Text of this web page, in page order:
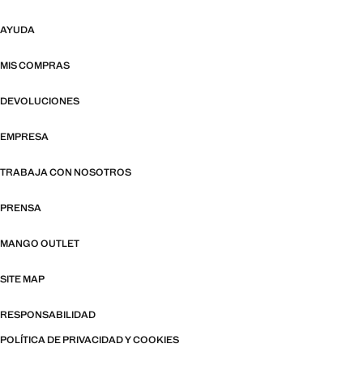
AYUDA
MIS COMPRAS
DEVOLUCIONES
EMPRESA
TRABAJA CON NOSOTROS
PRENSA
MANGO OUTLET
SITE MAP
RESPONSABILIDAD
POLÍTICA DE PRIVACIDAD Y COOKIES